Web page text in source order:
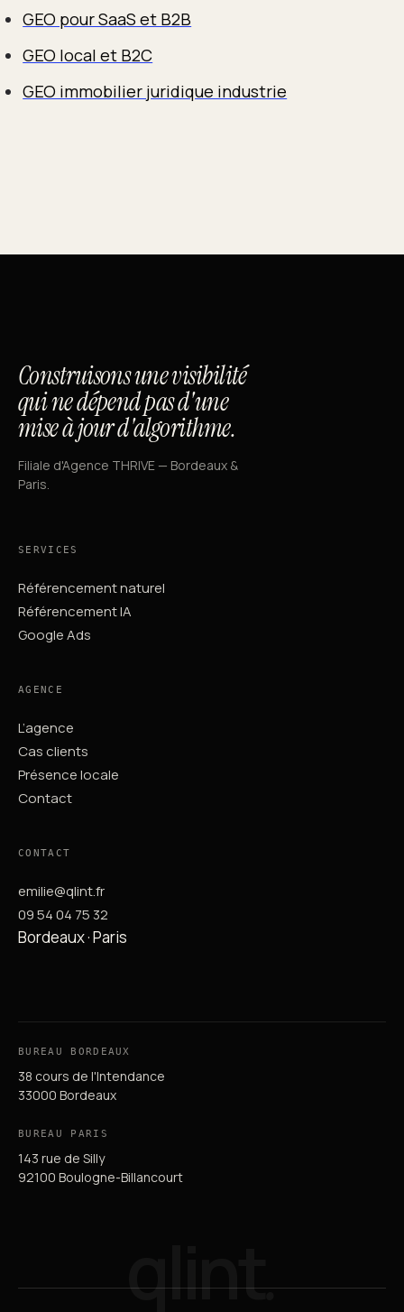
GEO pour SaaS et B2B
GEO local et B2C
GEO immobilier juridique industrie
Construisons une visibilité
qui ne dépend pas d'une
mise à jour d'algorithme.
Filiale d'Agence THRIVE — Bordeaux &
Paris.
SERVICES
Référencement naturel
Référencement IA
Google Ads
AGENCE
L’agence
Cas clients
Présence locale
Contact
CONTACT
emilie@qlint.fr
09 54 04 75 32
Bordeaux · Paris
BUREAU BORDEAUX
38 cours de l'Intendance
33000 Bordeaux
BUREAU PARIS
143 rue de Silly
92100 Boulogne-Billancourt
qlint.